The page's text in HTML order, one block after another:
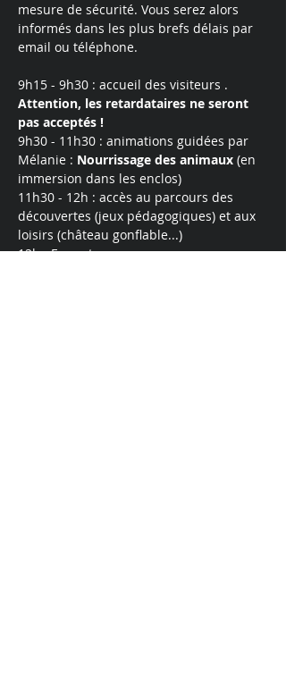
mesure de sécurité. Vous serez alors
informés dans les plus brefs délais par
email ou téléphone.
9h15 - 9h30 : accueil des visiteurs .
Attention, les retardataires ne seront
pas acceptés !
9h30 - 11h30 : animations guidées par
Mélanie : Nourrissage des animaux (en
immersion dans les enclos)
11h30 - 12h : accès au parcours des
découvertes (jeux pédagogiques) et aux
loisirs (château gonflable...)
12h : Fermeture.